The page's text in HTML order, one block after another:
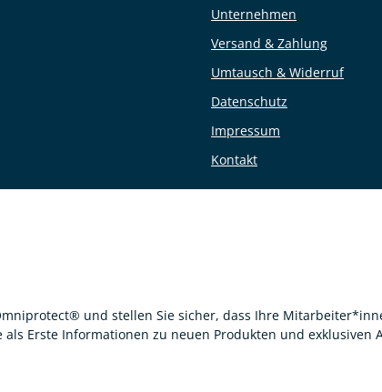
Unternehmen
Versand & Zahlung
Umtausch & Widerruf
Datenschutz
Impressum
Kontakt
und stellen Sie sicher, dass Ihre
Erste Informationen zu neuen Produkten und exklusiven